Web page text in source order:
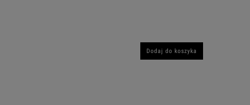
Dodaj do koszyka